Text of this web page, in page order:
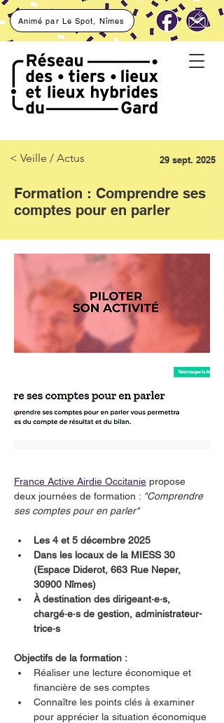
Animé par Le Spot, Nîmes
< Veille / Actus 29 sept. 2025
Formation : Comprendre ses
comptes pour en parler
France Active Airdie Occitanie propose
deux journées de formation : "Comprendre
ses comptes pour en parler"
Les 4 et 5 décembre 2025
Dans les locaux de la MIESS 30
(Espace Diderot, 663 Rue Neper,
30900 Nîmes)
À destination des dirigeant·e·s,
chargé·e·s de gestion, administrateur-
trice·s
Objectifs de la formation :
Réaliser une lecture économique et
financière de ses comptes
Connaître les points clés à examiner
pour apprécier la situation économique